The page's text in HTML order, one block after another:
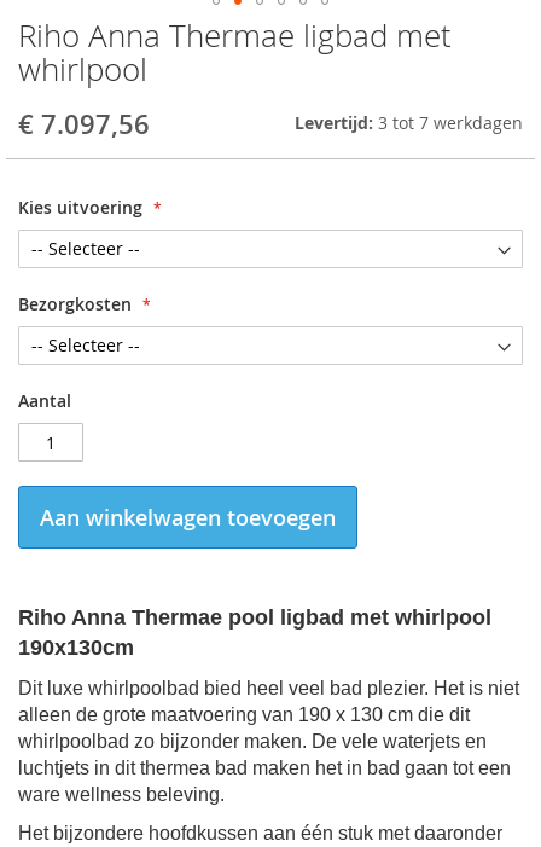
Riho Anna Thermae ligbad met
whirlpool
€ 7.097,56 Levertijd: 3 tot 7 werkdagen
Kies uitvoering
Bezorgkosten
Aantal
Aan winkelwagen toevoegen
Riho Anna Thermae pool ligbad met whirlpool
190x130cm
Dit luxe whirlpoolbad bied heel veel bad plezier. Het is niet
alleen de grote maatvoering van 190 x 130 cm die dit
whirlpoolbad zo bijzonder maken. De vele waterjets en
luchtjets in dit thermea bad maken het in bad gaan tot een
ware wellness beleving.
Het bijzondere hoofdkussen aan één stuk met daaronder
Skip
to
the
of
gallery